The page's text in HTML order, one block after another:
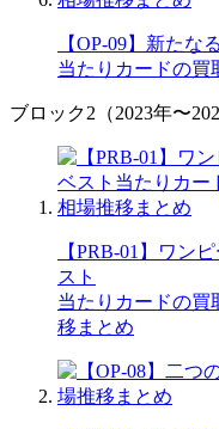
【OP-09】新たな
当たりカードの買
ブロック2（2023年〜
【PRB-01】ワン
スト
当たりカードの買
移まとめ